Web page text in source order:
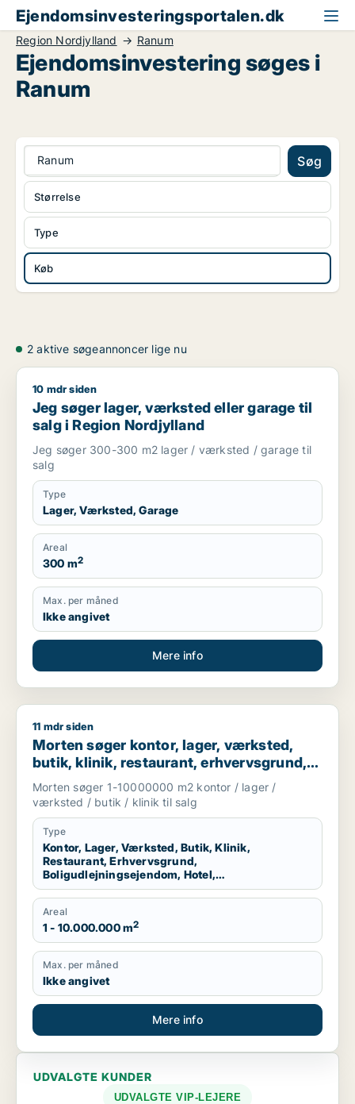
Ejendomsinvesteringsportalen.dk
Region Nordjylland Ranum
Ejendomsinvestering søges i
Ranum
Ranum Søg
Type
Køb
Størrelse
2 aktive søgeannoncer lige nu
Jeg søger lager, værksted eller garage til salg i Region
10 mdr siden
Jeg søger lager, værksted eller garage til
salg i Region Nordjylland
Jeg søger 300-300 m2 lager / værksted / garage til
salg
Type
Lager, Værksted, Garage
Areal
300 m2
Max. per måned
Ikke angivet
Mere info
Morten søger kontor, lager, værksted, butik, klinik,
11 mdr siden
Morten søger kontor, lager, værksted,
butik, klinik, restaurant, erhvervsgrund,
boligudlejningsejendom, hotel eller
produktionslokaler til salg i Region
Nordjylland
Morten søger 1-10000000 m2 kontor / lager /
værksted / butik / klinik til salg
Type
Kontor, Lager, Værksted, Butik, Klinik,
Restaurant, Erhvervsgrund,
Boligudlejningsejendom, Hotel,
Produktionslokaler
Areal
1 - 10.000.000 m2
Max. per måned
Ikke angivet
Mere info
UDVALGTE KUNDER
UDVALGTE VIP-LEJERE